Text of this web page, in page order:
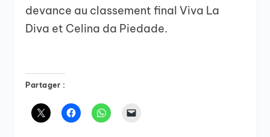
devance au classement final Viva La
Diva et Celina da Piedade.
Partager :